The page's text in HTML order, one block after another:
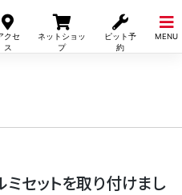
クセ
ス
ネットショッ
プ
ピット予
約
MENU
ミセットを取り付けまし